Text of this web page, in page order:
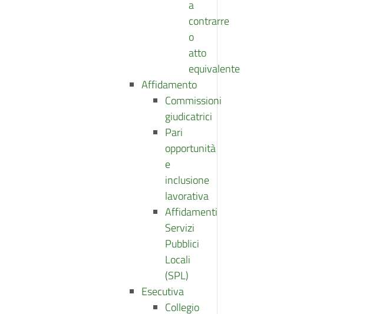
a
contrarre
o
atto
equivalente
Affidamento
Commissioni
giudicatrici
Pari
opportunità
e
inclusione
lavorativa
Affidamenti
Servizi
Pubblici
Locali
(SPL)
Esecutiva
Collegio